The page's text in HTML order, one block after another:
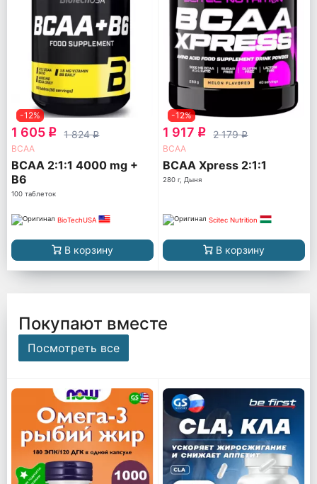
-12%
1 605 q 1 824q
ВСАА
BCAA 2:1:1 4000 mg +
B6
100 таблеток
BioTechUSA
В корзину
-12%
1 917 q 2 179q
ВСАА
BCAA Xpress 2:1:1
280 г, Дыня
Scitec Nutrition
В корзину
Покупают вместе
Посмотреть все